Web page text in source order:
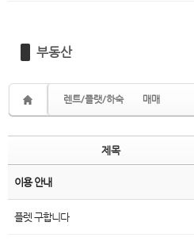
부동산
렌트/플랫/하숙 매매
제목
이용 안내
플렛 구합니다